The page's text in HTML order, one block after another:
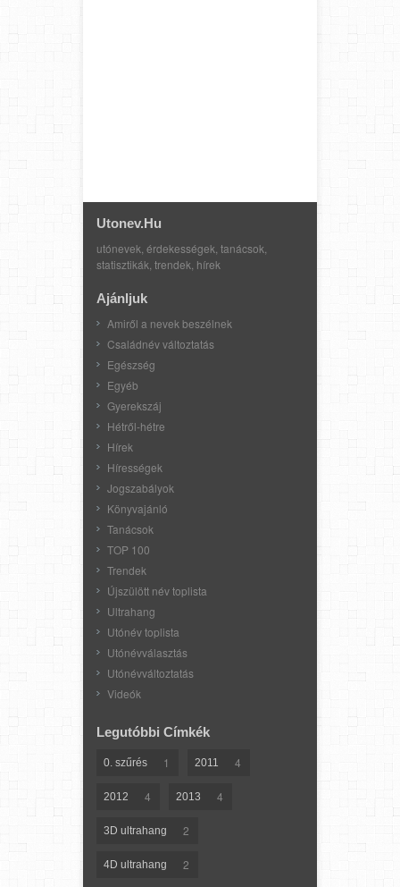
Utonev.hu
utónevek, érdekességek, tanácsok,
statisztikák, trendek, hírek
Ajánljuk
Amiről a nevek beszélnek
Családnév változtatás
Egészség
Egyéb
Gyerekszáj
Hétről-hétre
Hírek
Hírességek
Jogszabályok
Könyvajánló
Tanácsok
TOP 100
Trendek
Újszülött név toplista
Ultrahang
Utónév toplista
Utónévválasztás
Utónévváltoztatás
Videók
Legutóbbi Címkék
0. szűrés 1 2011 4
2012 4 2013 4
3D ultrahang 2
4D ultrahang 2